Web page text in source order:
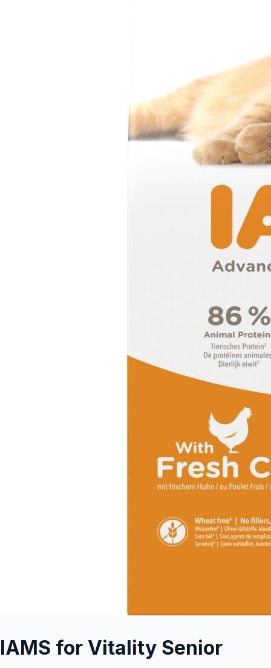
IAMS for Vitality Senior